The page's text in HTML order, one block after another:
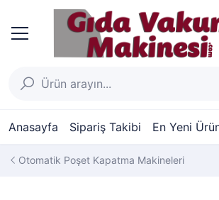
Anasayfa Sipariş Takibi En Yeni
Otomatik Poşet Kapatma Makineleri